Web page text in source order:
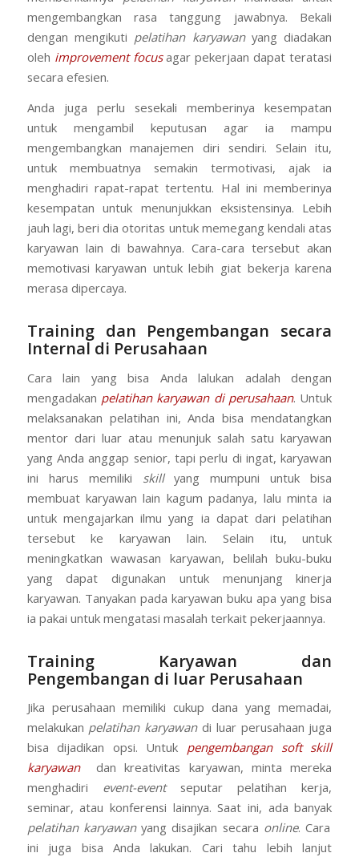
mengembangkan rasa tanggung jawabnya. Bekali
dengan mengikuti pelatihan karyawanyang diadakan
oleh improvement focusagar pekerjaan dapat teratasi
secara efesien.
Anda juga perlu sesekali memberinya kesempatan
untuk mengambil keputusan agar ia mampu
mengembangkan manajemen diri sendiri. Selain itu,
untuk membuatnya semakin termotivasi, ajak ia
menghadiri rapat-rapat tertentu. Hal ini memberinya
kesempatan untuk menunjukkan eksistensinya. Lebih
jauh lagi, beri dia otoritas untuk memegang kendali atas
karyawan lain di bawahnya. Cara-cara tersebut akan
memotivasi karyawan untuk lebih giat bekerja karena
merasa dipercaya.
Training dan Pengembangan secara
Internal di Perusahaan
Cara lain yang bisa Anda lalukan adalah dengan
mengadakan pelatihan karyawan di perusahaan. Untuk
melaksanakan pelatihan ini, Anda bisa mendatangkan
mentor dari luar atau menunjuk salah satu karyawan
yang Anda anggap senior, tapi perlu di ingat, karyawan
ini harus memiliki skillyang mumpuni untuk bisa
membuat karyawan lain kagum padanya, lalu minta ia
untuk mengajarkan ilmu yang ia dapat dari pelatihan
tersebut ke karyawan lain. Selain itu, untuk
meningkatkan wawasan karyawan, belilah buku-buku
yang dapat digunakan untuk menunjang kinerja
karyawan. Tanyakan pada karyawan buku apa yang bisa
ia pakai untuk mengatasi masalah terkait pekerjaannya.
Training Karyawan dan
Pengembangan di luar Perusahaan
Jika perusahaan memiliki cukup dana yang memadai,
melakukan pelatihan karyawandi luar perusahaan juga
bisa dijadikan opsi. Untuk pengembangan soft skill
karyawandan kreativitas karyawan, minta mereka
menghadiri event-event seputar pelatihan kerja,
seminar, atau konferensi lainnya. Saat ini, ada banyak
pelatihan karyawanyang disajikan secara online. Cara
ini juga bisa Anda lakukan. Cari tahu lebih lanjut